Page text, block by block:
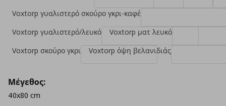
Voxtorp γυαλιστερό σκούρο γκρι-καφέ
Voxtorp γυαλιστερό/λευκό
Voxtorp ματ λευκό
Voxtorp σκούρο γκρι
Voxtorp όψη βελανιδιάς
Μέγεθος:
40x80 cm